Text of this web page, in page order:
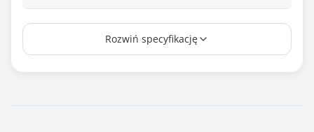
Porty wej/wyj
5x 10M/100M/1G RJ-45
Port PoE
Rozwiń specyfikację